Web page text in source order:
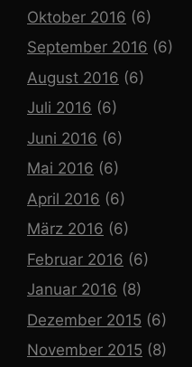
Oktober 2016 (6)
September 2016 (6)
August 2016 (6)
Juli 2016 (6)
Juni 2016 (6)
Mai 2016 (6)
April 2016 (6)
März 2016 (6)
Februar 2016 (6)
Januar 2016 (8)
Dezember 2015 (6)
November 2015 (8)